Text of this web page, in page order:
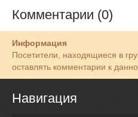
Комментарии (0)
Информация
Посетители, находящиеся в
оставлять комментарии к
Навигация